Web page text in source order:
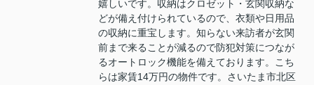
嬉しいです。収納はクロゼット・玄関収納な
どが備え付けられているので、衣類や日用品
の収納に重宝します。知らない来訪者が玄関
前まで来ることが減るので防犯対策につなが
るオートロック機能を備えております。こち
らは家賃14万円の物件です。さいたま市北区